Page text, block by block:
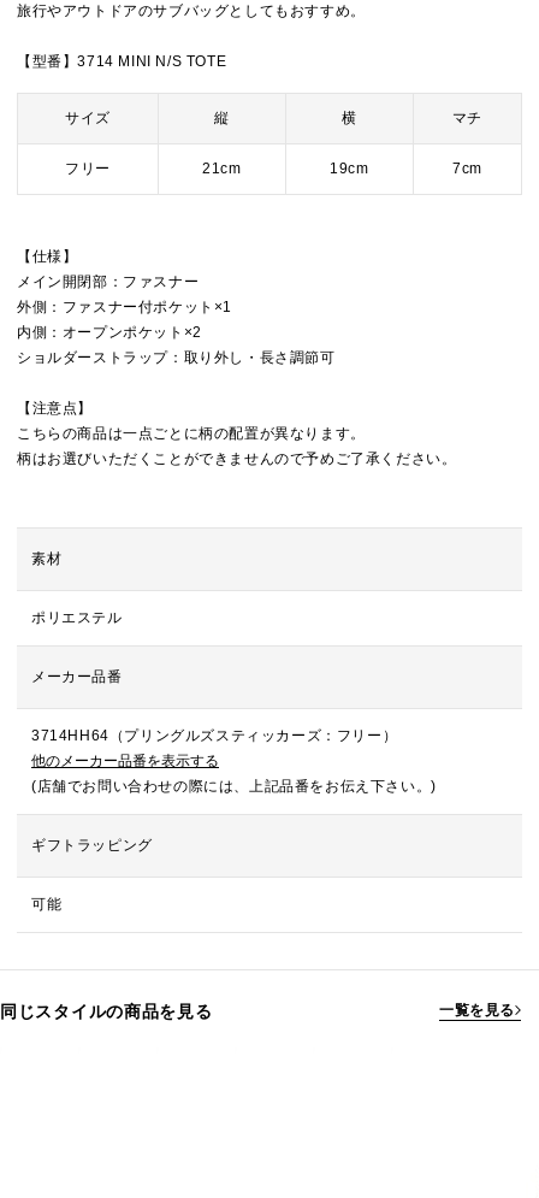
旅行やアウトドアのサブバッグとしてもおすすめ。
【型番】3714 MINI N/S TOTE
サイズ 縦 横 マチ
フリー 21cm 19cm 7cm
【仕様】
メイン開閉部：ファスナー
外側：ファスナー付ポケット×1
内側：オープンポケット×2
ショルダーストラップ：取り外し・長さ調節可
【注意点】
こちらの商品は一点ごとに柄の配置が異なります。
柄はお選びいただくことができませんので予めご了承ください。
素材
ポリエステル
メーカー品番
3714HH64（プリングルズスティッカーズ：フリー）
他のメーカー品番を表示する
(店舗でお問い合わせの際には、上記品番をお伝え下さい。)
ギフトラッピング
可能
同じスタイルの商品を見る 一覧を見る